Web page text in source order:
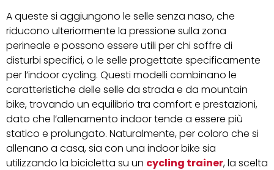
A queste si aggiungono le selle senza naso, che
riducono ulteriormente la pressione sulla zona
perineale e possono essere utili per chi soffre di
disturbi specifici, o le selle progettate specificamente
per l’indoor cycling. Questi modelli combinano le
caratteristiche delle selle da strada e da mountain
bike, trovando un equilibrio tra comfort e prestazioni,
dato che l’allenamento indoor tende a essere più
statico e prolungato. Naturalmente, per coloro che si
allenano a casa, sia con una indoor bike sia
utilizzando la bicicletta su un cycling trainer, la scelta